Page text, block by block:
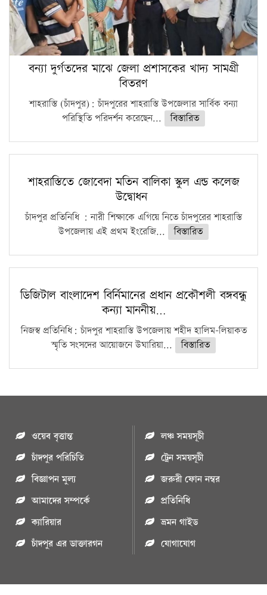
বন্যা দুর্গতদের মাঝে জেলা প্রশাসকের খাদ্য সামগ্রী
বিতরণ
শাহরাস্তি (চাঁদপুর): চাঁদপুরের শাহরাস্তি উপজেলার সার্বিক বন্যা
পরিস্থিতি পরিদর্শন করেছেন...
বিস্তারিত
শাহরাস্তিতে জোবেদা মতিন বালিকা স্কুল এন্ড কলেজ
উদ্বোধন
চাঁদপুর প্রতিনিধি : নারী শিক্ষাকে এগিয়ে নিতে চাঁদপুরের শাহরাস্তি
উপজেলায় এই প্রথম ইংরেজি...
বিস্তারিত
ডিজিটাল বাংলাদেশ বির্নিমানের প্রধান প্রকৌশলী বঙ্গবন্ধু
কন্যা মাননীয়…
নিজস্ব প্রতিনিধি: চাঁদপুর শাহরাস্তি উপজেলায় শহীদ হালিম-লিয়াকত
স্মৃতি সংসদের আয়োজনে উঘারিয়া...
বিস্তারিত
ওয়েব বৃত্তান্ত
চাঁদপুর পরিচিতি
বিজ্ঞাপন মুল্য
আমাদের সম্পর্কে
ক্যারিয়ার
চাঁদপুর এর ডাক্তারগন
লঞ্চ সময়সূচী
ট্রেন সময়সূচী
জরুরী ফোন নম্বর
প্রতিনিধি
ভ্রমন গাইড
যোগাযোগ